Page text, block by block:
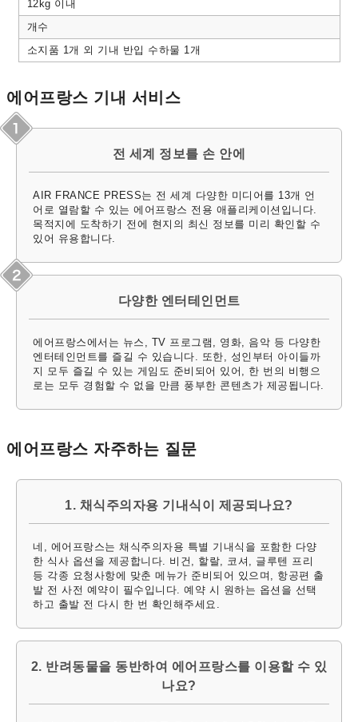
12kg 이내
개수
소지품 1개 외 기내 반입 수하물 1개
에어프랑스 기내 서비스
전 세계 정보를 손 안에
AIR FRANCE PRESS는 전 세계 다양한 미디어를 13개 언
어로 열람할 수 있는 에어프랑스 전용 애플리케이션입니다.
목적지에 도착하기 전에 현지의 최신 정보를 미리 확인할 수
있어 유용합니다.
다양한 엔터테인먼트
에어프랑스에서는 뉴스, TV 프로그램, 영화, 음악 등 다양한
엔터테인먼트를 즐길 수 있습니다. 또한, 성인부터 아이들까
지 모두 즐길 수 있는 게임도 준비되어 있어, 한 번의 비행으
로는 모두 경험할 수 없을 만큼 풍부한 콘텐츠가 제공됩니다.
에어프랑스 자주하는 질문
1. 채식주의자용 기내식이 제공되나요?
네, 에어프랑스는 채식주의자용 특별 기내식을 포함한 다양
한 식사 옵션을 제공합니다. 비건, 할랄, 코셔, 글루텐 프리
등 각종 요청사항에 맞춘 메뉴가 준비되어 있으며, 항공편 출
발 전 사전 예약이 필수입니다. 예약 시 원하는 옵션을 선택
하고 출발 전 다시 한 번 확인해주세요.
2. 반려동물을 동반하여 에어프랑스를 이용할 수 있
나요?